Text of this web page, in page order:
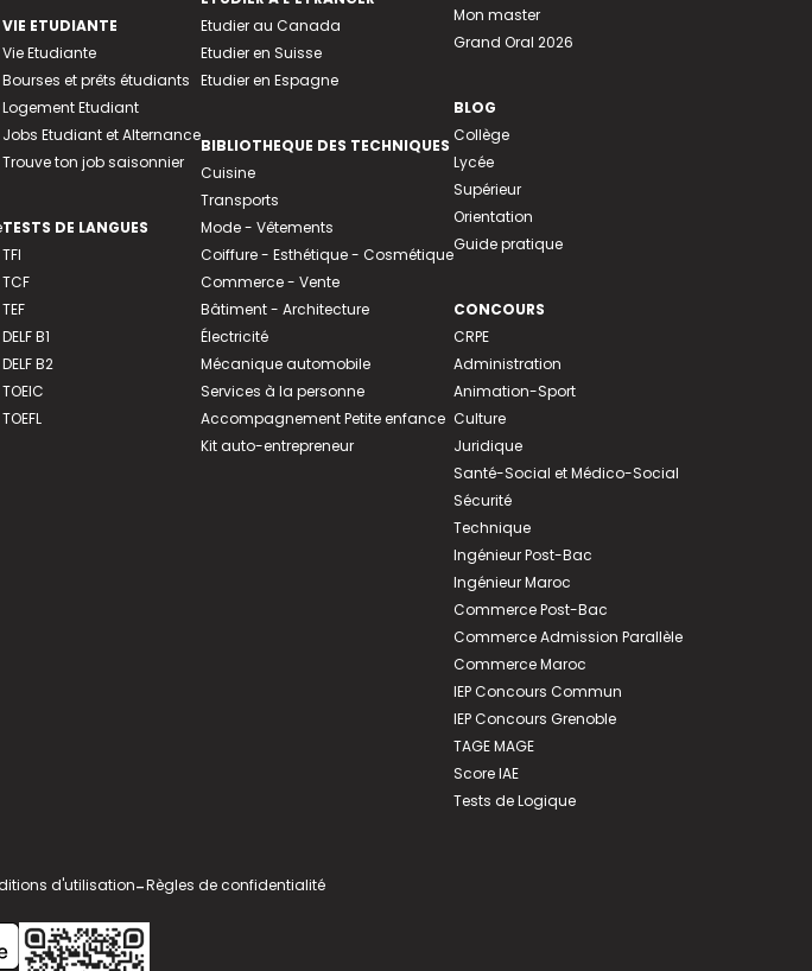
VIE ETUDIANTE
Vie Etudiante
Bourses et prêts étudiants
Logement Etudiant
Jobs Etudiant et Alternance
Trouve ton job saisonnier
TESTS DE LANGUES
TFI
TCF
TEF
DELF B1
DELF B2
TOEIC
TOEFL
Etudier au Canada
Etudier en Suisse
Etudier en Espagne
BIBLIOTHEQUE DES TECHNIQUES
Cuisine
Transports
Mode - Vêtements
Coiffure - Esthétique - Cosmétique
Commerce - Vente
Bâtiment - Architecture
Électricité
Mécanique automobile
Services à la personne
Accompagnement Petite enfance
Kit auto-entrepreneur
Mon master
Grand Oral 2026
BLOG
Collège
Lycée
Supérieur
Orientation
Guide pratique
CONCOURS
CRPE
Administration
Animation-Sport
Culture
Juridique
Santé-Social et Médico-Social
Sécurité
Technique
Ingénieur Post-Bac
Ingénieur Maroc
Commerce Post-Bac
Commerce Admission Parallèle
Commerce Maroc
IEP Concours Commun
IEP Concours Grenoble
TAGE MAGE
Score IAE
Tests de Logique
d'utilisation-Règles de confidentialité